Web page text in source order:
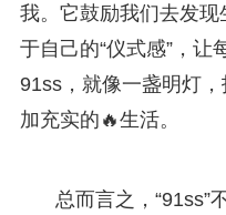
我。它鼓励我们去发现
于自己的“仪式感”，让
91ss，就像一盏明灯
加充实的🔥生活。
总而言之，“91ss”